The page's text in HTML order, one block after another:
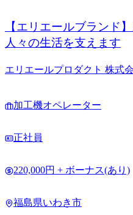
【エリエールブランド
人々の生活を支えます
エリエールプロダクト 株式
加工機オペレーター
正社員
220,000円 + ボーナス(あり)
福島県いわき市